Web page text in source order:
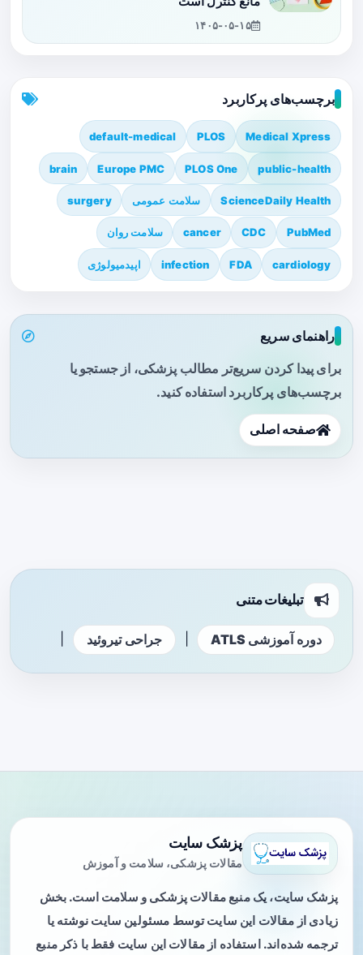
۱۴۰۵-۰۵-۱۵
برچسب‌های پرکاربرد
Medical Xpress
PLOS
default-medical
public-health
PLOS One
Europe PMC
brain
ScienceDaily Health سلامت عمومی surgery
PubMed
CDC
cancer سلامت روان
cardiology
FDA
infection اپیدمیولوژی
راهنمای سریع
برای پیدا کردن سریع‌تر مطالب پزشکی، از جستجو یا
برچسب‌های پرکاربرد استفاده کنید.
صفحه اصلی
تبلیغات متنی
دوره آموزشی ATLS جراحی تیروئید
پزشک سایت
مقالات پزشکی، سلامت و آموزش
پزشک سایت، یک منبع مقالات پزشکی و سلامت است. بخش
زیادی از مقالات این سایت توسط مسئولین سایت نوشته یا
ترجمه شده‌اند. استفاده از مقالات این سایت فقط با ذکر منبع